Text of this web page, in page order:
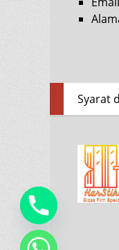
Footer
Menu
Syarat